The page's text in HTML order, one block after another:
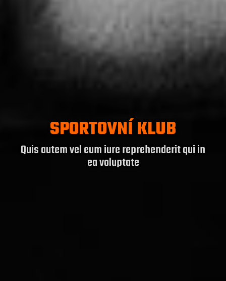
SPORTOVNÍ KLUB
Quis autem vel eum iure reprehenderit qui in
ea voluptate